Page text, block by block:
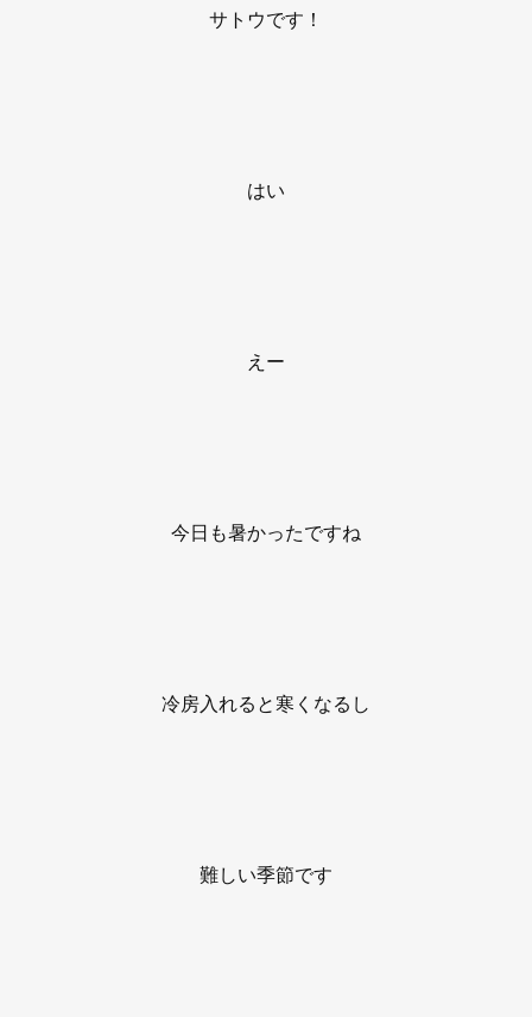
サトウです！
はい
えー
今日も暑かったですね
冷房入れると寒くなるし
難しい季節です